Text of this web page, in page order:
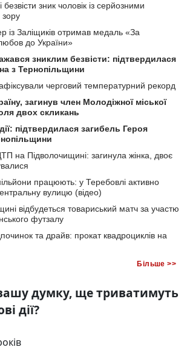
зник чоловік із серйозними
із Заліщиків отримав медаль «За
до України»
зниклим безвісти: підтвердилася
з Тернопільщини
черговий температурний рекорд
загинув член Молодіжної міської
двох скликань
підтвердилася загибель Героя
на Підволочищині: загинула жінка, двоє
працюють: у Теребовлі активно
вулицю (відео)
відбудеться товариський матч за участю
футзалу
та драйв: прокат квадроциклів на
Більше >>
думку, ще триватимуть
дії?